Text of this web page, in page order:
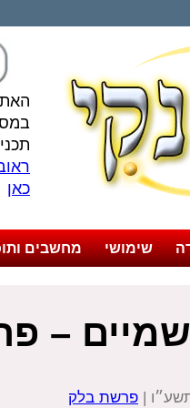
כאן
שימושי מחשבים
–
| פרשת בלק